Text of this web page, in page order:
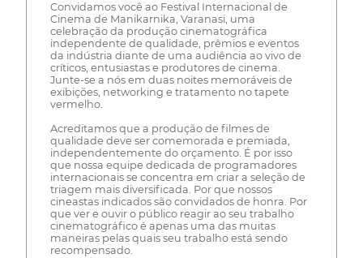
Convidamos você ao Festival Internacional de
Cinema de Manikarnika, Varanasi, uma
celebração da produção cinematográfica
independente de qualidade, prêmios e eventos
da indústria diante de uma audiência ao vivo de
críticos, entusiastas e produtores de cinema.
Junte-se a nós em duas noites memoráveis de
exibições, networking e tratamento no tapete
vermelho.
Acreditamos que a produção de filmes de
qualidade deve ser comemorada e premiada,
independentemente do orçamento. É por isso
que nossa equipe dedicada de programadores
internacionais se concentra em criar a seleção de
triagem mais diversificada. Por que nossos
cineastas indicados são convidados de honra. Por
que ver e ouvir o público reagir ao seu trabalho
cinematográfico é apenas uma das muitas
maneiras pelas quais seu trabalho está sendo
recompensado.